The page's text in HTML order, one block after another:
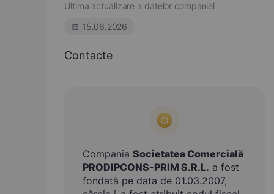
Ultima actualizare a datelor companiei
15.06.2026
Contacte
Compania Societatea Comercială
PRODIPCONS-PRIM S.R.L. a fost
fondată pe data de 01.03.2007,